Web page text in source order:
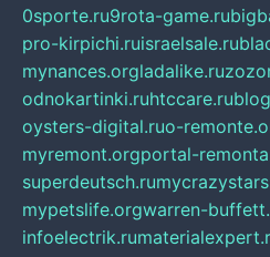
0sporte.ru9rota-game.ru
pro-kirpichi.ruisraelsale.ru
mynances.orgladalike.ru
odnokartinki.ruhtccare.ru
oysters-digital.ruo-
myremont.orgportal-
superdeutsch.ru
mypetslife.orgwarren-
infoelectrik.ru